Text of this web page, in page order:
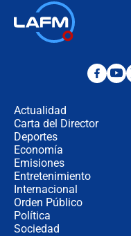
Actualidad
Carta del Director
Deportes
Economía
Emisiones
Entretenimiento
Internacional
Orden Público
Política
Sociedad